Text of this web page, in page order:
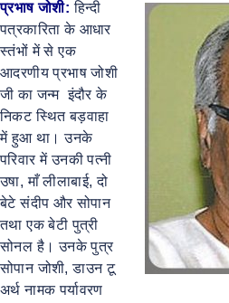
प्रभाष जोशी:हिन्दी
पत्रकारिता के आधार
स्तंभों में से एक
आदरणीय प्रभाष जोशी
जी का जन्म इंदौर के
निकट स्थित बड़वाहा
में हुआ था। उनके
परिवार में उनकी पत्नी
उषा, माँ लीलाबाई, दो
बेटे संदीप और सोपान
तथा एक बेटी पुत्री
सोनल है। उनके पुत्र
सोपान जोशी, डाउन टू
अर्थ नामक पर्यावरण